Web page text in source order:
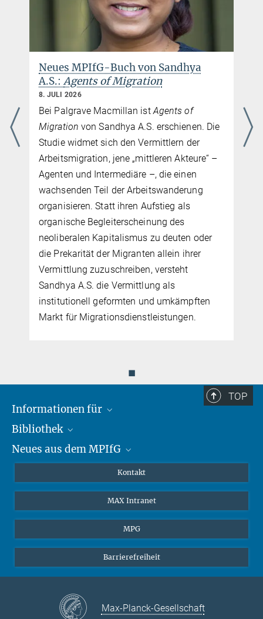
Neues MPIfG-Buch von Sandhya
A.S.: Agents of Migration
8. JULI 2026
Bei Palgrave Macmillan istAgents of
Migration von Sandhya A.S. erschienen. Die
Studie widmet sich den Vermittlern der
Arbeitsmigration, jene „mittleren Akteure“ –
Agenten und Intermediäre –, die einen
wachsenden Teil der Arbeitswanderung
organisieren. Statt ihren Aufstieg als
organische Begleiterscheinung des
neoliberalen Kapitalismus zu deuten oder
die Prekarität der Migranten allein ihrer
Vermittlung zuzuschreiben, versteht
Sandhya A.S. die Vermittlung als
institutionell geformten und umkämpften
Markt für Migrationsdienstleistungen.
◼
TOP
Informationen für
Forschende
Gäste
Bibliothek
Profil
Remote Zugriff EZproxy
Neues aus dem MPIfG
Newsletter abonnieren
MPIfG auf LinkedIn
Magazin Gesellschaftsforschung
Kontakt
MAX Intranet
MPG
Barrierefreiheit
Max-Planck-Gesellschaft